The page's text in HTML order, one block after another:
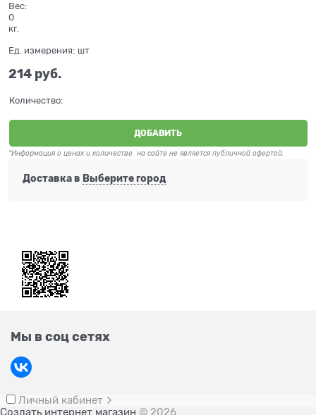
Вес:
0
кг.
Ед. измерения: шт
214 руб.
Количество:
ДОБАВИТЬ
*Информация о ценах и количестве на сайте не является публичной офертой.
Доставка в Выберите город
Мы в соц сетях
Личный кабинет
Создать интернет магазин © 2026